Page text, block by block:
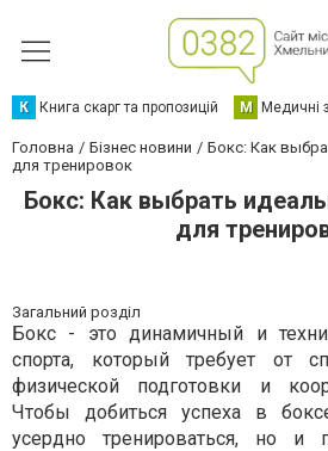
К Книга скарг та пропозицій М Медичні
Головна Бізнес новини
Бокс: Как
для тренировок
Бокс: Как выбрать
для
Загальний розділ
Бокс - это динамичный и
спорта, который требует от
физической подготовки и
Чтобы добиться успеха в
усердно тренироваться, но и